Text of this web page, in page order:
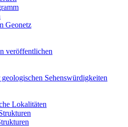
Geonetz
veröffentlichen
Sehenswürdigkeiten
Lokalitäten